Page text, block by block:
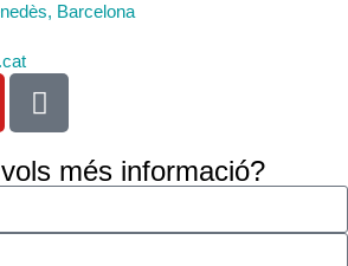
Barcelona
més informació?